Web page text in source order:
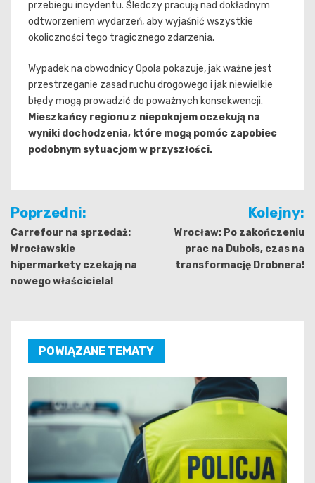
przebiegu incydentu. Śledczy pracują nad dokładnym
odtworzeniem wydarzeń, aby wyjaśnić wszystkie
okoliczności tego tragicznego zdarzenia.
Wypadek na obwodnicy Opola pokazuje, jak ważne jest
przestrzeganie zasad ruchu drogowego i jak niewielkie
błędy mogą prowadzić do poważnych konsekwencji.
Mieszkańcy regionu z niepokojem oczekują na
wyniki dochodzenia, które mogą pomóc zapobiec
podobnym sytuacjom w przyszłości.
Nawigacja
wpisu
Poprzedni:
Carrefour na sprzedaż:
Wrocławskie
hipermarkety czekają na
nowego właściciela!
Kolejny:
Wrocław: Po zakończeniu
prac na Dubois, czas na
transformację Drobnera!
POWIĄZANE TEMATY